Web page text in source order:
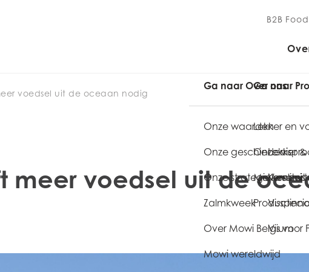
B2B
Ga naar Over ons
Onze waarden
Onze geschiedenis
Onze strategie
Zalmkweek
Over Mowi Belgium
Mowi wereldwijd
Ga naar
Lekker en
Lekker
Kwaliteit
Onze
Verse
Vis voor
voedsel uit de oceaan nodig
meer voedsel uit de